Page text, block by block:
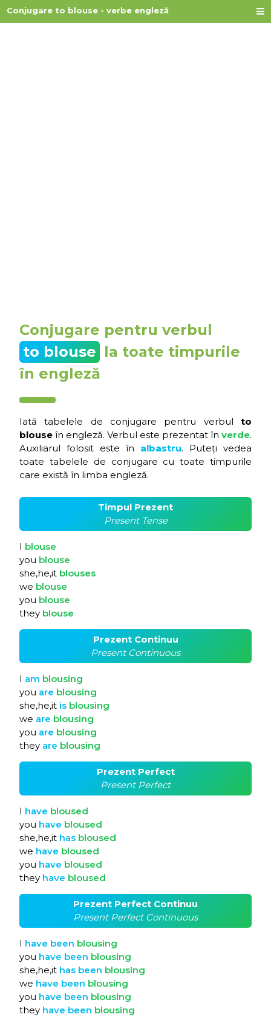
Conjugare to blouse - verbe engleză
Conjugare pentru verbul
to blouse la toate timpurile
în engleză
Iată tabelele de conjugare pentru verbul to
blouse în engleză. Verbul este prezentat în verde.
Auxiliarul folosit este în albastru. Puteți vedea
toate tabelele de conjugare cu toate timpurile
care există în limba engleză.
Timpul Prezent
Present Tense
I blouse
you blouse
she,he,it blouses
we blouse
you blouse
they blouse
Prezent Continuu
Present Continuous
I am blousing
you are blousing
she,he,it is blousing
we are blousing
you are blousing
they are blousing
Prezent Perfect
Present Perfect
I have bloused
you have bloused
she,he,it has bloused
we have bloused
you have bloused
they have bloused
Prezent Perfect Continuu
Present Perfect Continuous
I have been blousing
you have been blousing
she,he,it has been blousing
we have been blousing
you have been blousing
they have been blousing